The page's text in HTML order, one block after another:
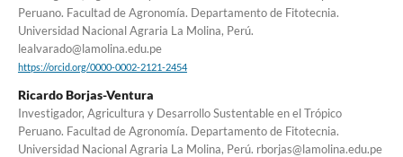
Peruano. Facultad de Agronomía. Departamento de Fitotecnia.
Universidad Nacional Agraria La Molina, Perú.
lealvarado@lamolina.edu.pe
https://orcid.org/0000-0002-2121-2454
Ricardo Borjas-Ventura
Investigador, Agricultura y Desarrollo Sustentable en el Trópico
Peruano. Facultad de Agronomía. Departamento de Fitotecnia.
Universidad Nacional Agraria La Molina, Perú. rborjas@lamolina.edu.pe